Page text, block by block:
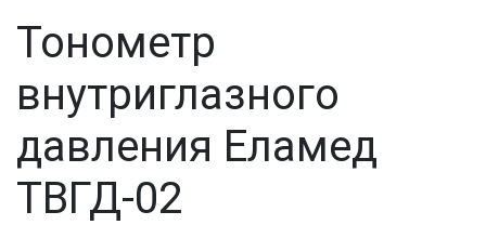
Тонометр
внутриглазного
давления Еламед
ТВГД-02